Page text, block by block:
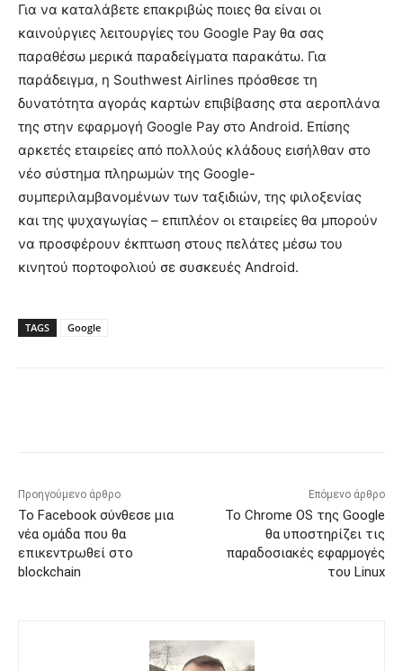
Για να καταλάβετε επακριβώς ποιες θα είναι οι
καινούργιες λειτουργίες του Google Pay θα σας
παραθέσω μερικά παραδείγματα παρακάτω. Για
παράδειγμα, η Southwest Airlines πρόσθεσε τη
δυνατότητα αγοράς καρτών επιβίβασης στα αεροπλάνα
της στην εφαρμογή Google Pay στο Android. Επίσης
αρκετές εταιρείες από πολλούς κλάδους εισήλθαν στο
νέο σύστημα πληρωμών της Google-
συμπεριλαμβανομένων των ταξιδιών, της φιλοξενίας
και της ψυχαγωγίας – επιπλέον οι εταιρείες θα μπορούν
να προσφέρουν έκπτωση στους πελάτες μέσω του
κινητού πορτοφολιού σε συσκευές Android.
TAGS Google
Προηγούμενο άρθρο
Το Facebook σύνθεσε μια
νέα ομάδα που θα
επικεντρωθεί στο
blockchain
Επόμενο άρθρο
Το Chrome OS της Google
θα υποστηρίζει τις
παραδοσιακές εφαρμογές
του Linux